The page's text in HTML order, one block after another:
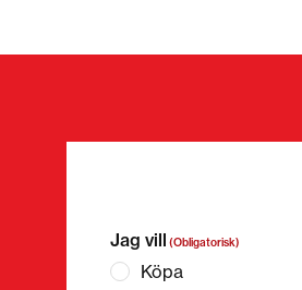
Jag vill (Obligatorisk)
Köpa